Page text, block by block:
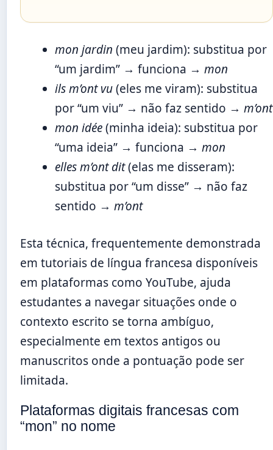
mon jardin (meu jardim): substitua por
“um jardim” → funciona → mon
ils m’ont vu(eles me viram): substitua
por “um viu” → não faz sentido → m’ont
mon idée(minha ideia): substitua por
“uma ideia” → funciona → mon
elles m’ont dit(elas me disseram):
substitua por “um disse” → não faz
sentido → m’ont
Esta técnica, frequentemente demonstrada
em tutoriais de língua francesa disponíveis
em plataformas como YouTube, ajuda
estudantes a navegar situações onde o
contexto escrito se torna ambíguo,
especialmente em textos antigos ou
manuscritos onde a pontuação pode ser
limitada.
Plataformas digitais francesas com
“mon” no nome